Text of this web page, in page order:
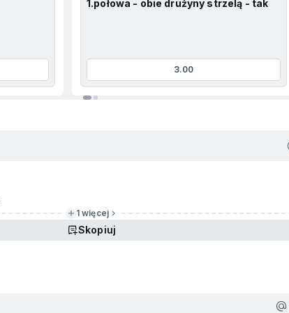
1.połowa - obie drużyny strzelą - tak
3.00
1 więcej
Skopiuj